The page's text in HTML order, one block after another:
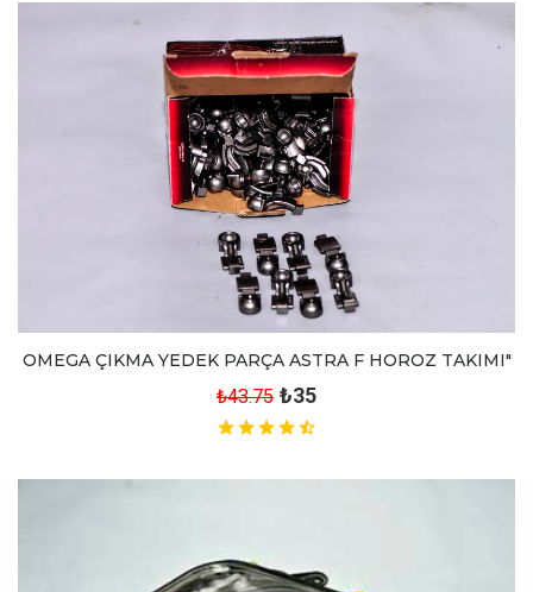
OMEGA ÇIKMA YEDEK PARÇA ASTRA F HOROZ TAKIMI"
₺43.75 ₺35